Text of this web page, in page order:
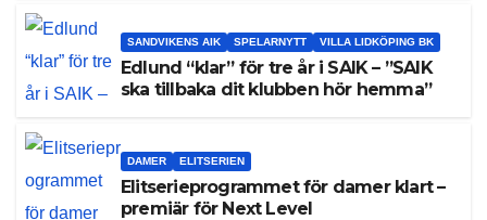
SANDVIKENS AIK SPELARNYTT VILLA LIDKÖPING BK
Edlund “klar” för tre år i SAIK – ”SAIK
ska tillbaka dit klubben hör hemma”
DAMER ELITSERIEN
Elitserieprogrammet för damer klart –
premiär för Next Level